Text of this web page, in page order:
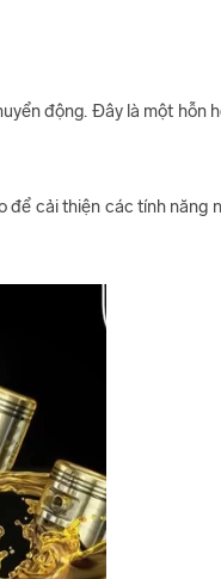
động. Đây là một hỗn
cải thiện các tính năng